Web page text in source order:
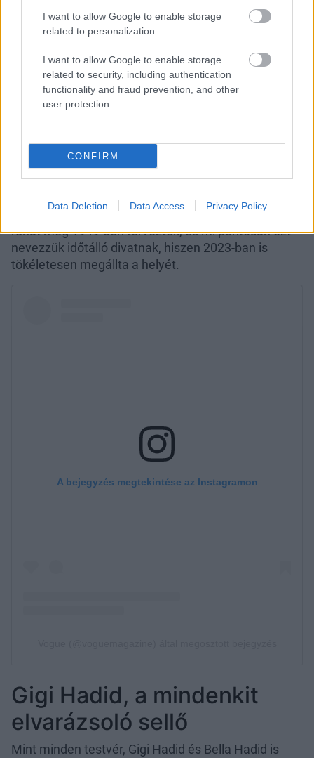
I want to allow Google to enable storage
related to personalization.
I want to allow Google to enable storage
related to security, including authentication
functionality and fraud prevention, and other
user protection.
CONFIRM
Data Deletion Data Access Privacy Policy
A színésznőt legutóbb 2015-ben láthattuk őt a
először 2023-ban lépett a vörös szőnyegre. A mozi-
és divatikon egy csillogó pánt nélküli ruhát választott
a Diortól, melyet egy finom fekete övvel egészített
ki. Szó szerint ragyogó visszatérés a vörös
Portman a Chopard ékszereknek köszönhetően
fényesebben ragyogott, mint valaha. Ahogyan
egyébként mindig, erre a különleges alkalomra is
ízléses és elegáns megjelenést választott, így hű
maradt a jellegzetes stílusához. Érdekesség, hogy a
ruhát még 1949-ben tervezték, és mi pontosan ezt
nevezzük időtálló divatnak, hiszen 2023-ban is
tökéletesen megállta a helyét.
Gigi Hadid, a mindenkit
elvarázsoló sellő
Mint minden testvér, Gigi Hadid és Bella Hadid is